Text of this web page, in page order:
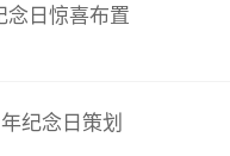
念日惊喜布置
纪念日策划